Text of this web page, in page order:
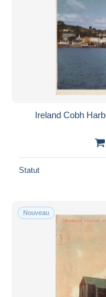
Ireland Cobh
Statut
Nouveau